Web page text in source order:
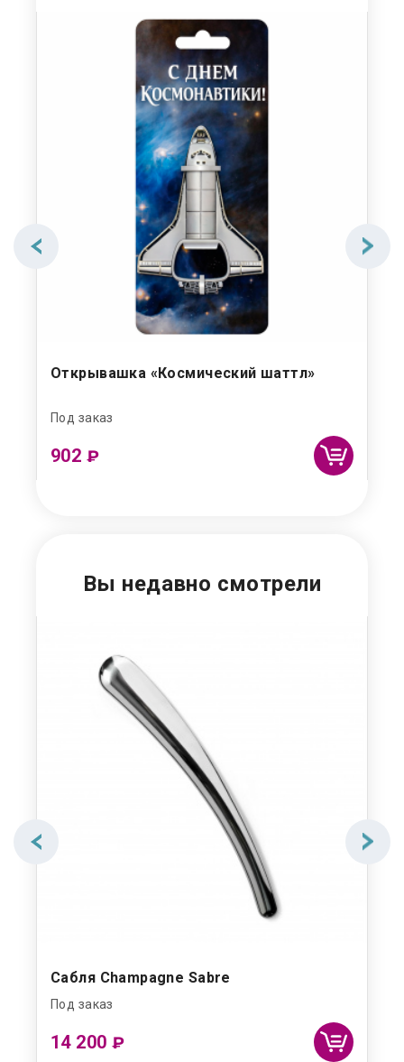
Открывашка «Космический шаттл»
Под заказ
902 ₽
Вы недавно смотрели
Сабля Champagne Sabre
Под заказ
14 200 ₽